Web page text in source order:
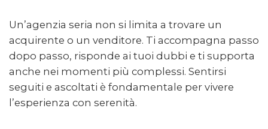
Un’agenzia seria non si limita a trovare un
acquirente o un venditore. Ti accompagna passo
dopo passo, risponde ai tuoi dubbi e ti supporta
anche nei momenti più complessi. Sentirsi
seguiti e ascoltati è fondamentale per vivere
l’esperienza con serenità.